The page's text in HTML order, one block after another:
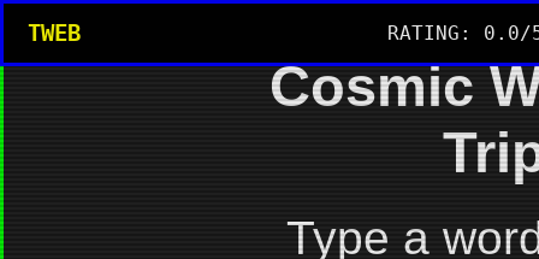
TWEB RATING: 0.0/